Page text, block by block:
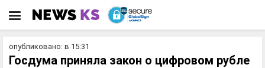
опубликовано: в 15:31
Госдума приняла закон о цифровом рубле